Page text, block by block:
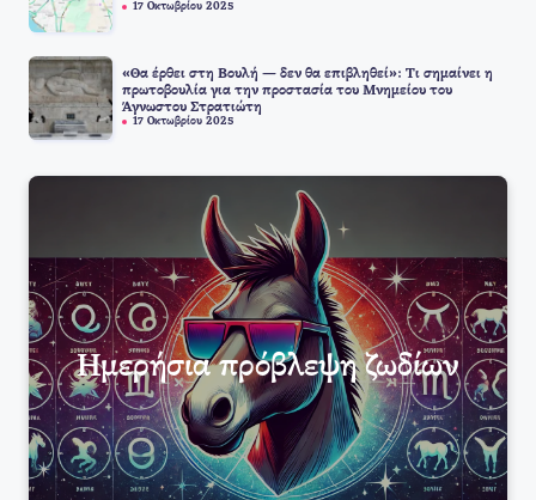
17 Οκτωβρίου 2025
«Θα έρθει στη Βουλή — δεν θα επιβληθεί»: Τι σημαίνει η
πρωτοβουλία για την προστασία του Μνημείου του
Άγνωστου Στρατιώτη
17 Οκτωβρίου 2025
Ημερήσια πρόβλεψη ζωδίων